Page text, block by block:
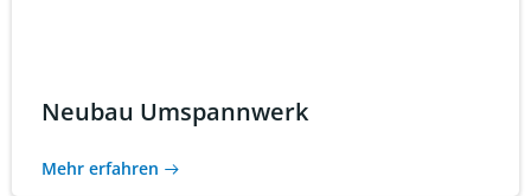
Neubau Umspannwerk
Mehr erfahren